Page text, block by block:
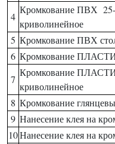
4
Кромкование ПВХ
криволинейное
5 Кромкование ПВХ
6 Кромкование
7
Кромкование
криволинейное
8 Кромкование
9 Нанесение клея на
10Нанесение клея на